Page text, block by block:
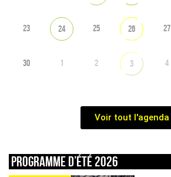
23 24 25 26 27
30 1 2 3 4
Voir tout l'agenda
Programme d’été 2026